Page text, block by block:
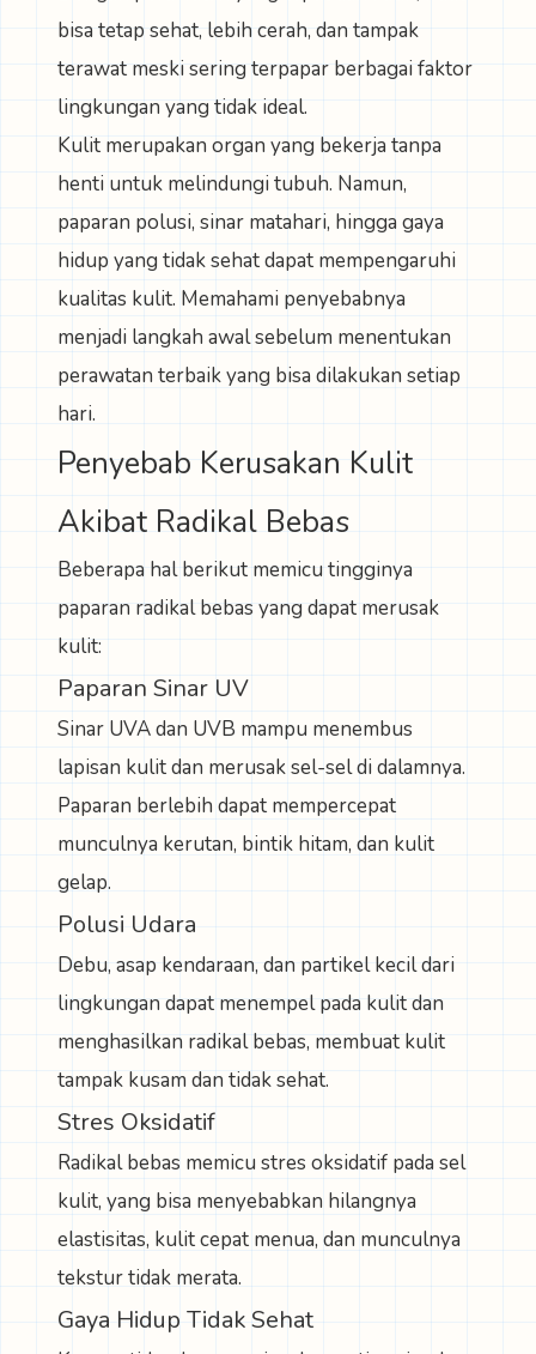
bisa tetap sehat, lebih cerah, dan tampak
terawat meski sering terpapar berbagai faktor
lingkungan yang tidak ideal.
Kulit merupakan organ yang bekerja tanpa
henti untuk melindungi tubuh. Namun,
paparan polusi, sinar matahari, hingga gaya
hidup yang tidak sehat dapat mempengaruhi
kualitas kulit. Memahami penyebabnya
menjadi langkah awal sebelum menentukan
perawatan terbaik yang bisa dilakukan setiap
hari.
Penyebab Kerusakan Kulit
Akibat Radikal Bebas
Beberapa hal berikut memicu tingginya
paparan radikal bebas yang dapat merusak
kulit:
Paparan Sinar UV
Sinar UVA dan UVB mampu menembus
lapisan kulit dan merusak sel-sel di dalamnya.
Paparan berlebih dapat mempercepat
munculnya kerutan, bintik hitam, dan kulit
gelap.
Polusi Udara
Debu, asap kendaraan, dan partikel kecil dari
lingkungan dapat menempel pada kulit dan
menghasilkan radikal bebas, membuat kulit
tampak kusam dan tidak sehat.
Stres Oksidatif
Radikal bebas memicu stres oksidatif pada sel
kulit, yang bisa menyebabkan hilangnya
elastisitas, kulit cepat menua, dan munculnya
tekstur tidak merata.
Gaya Hidup Tidak Sehat